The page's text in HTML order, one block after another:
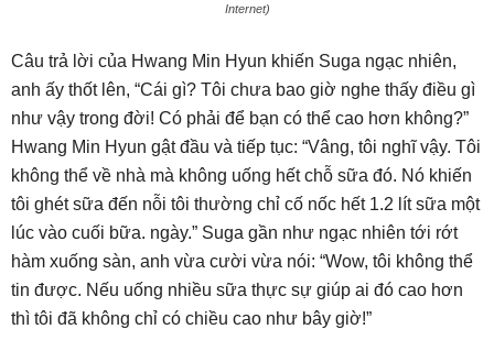
Internet)
Câu trả lời của Hwang Min Hyun khiến Suga ngạc nhiên,
anh ấy thốt lên, “Cái gì? Tôi chưa bao giờ nghe thấy điều gì
như vậy trong đời! Có phải để bạn có thể cao hơn không?”
Hwang Min Hyun gật đầu và tiếp tục: “Vâng, tôi nghĩ vậy. Tôi
không thể về nhà mà không uống hết chỗ sữa đó. Nó khiến
tôi ghét sữa đến nỗi tôi thường chỉ cố nốc hết 1.2 lít sữa một
lúc vào cuối bữa. ngày.” Suga gần như ngạc nhiên tới rớt
hàm xuống sàn, anh vừa cười vừa nói: “Wow, tôi không thể
tin được. Nếu uống nhiều sữa thực sự giúp ai đó cao hơn
thì tôi đã không chỉ có chiều cao như bây giờ!”